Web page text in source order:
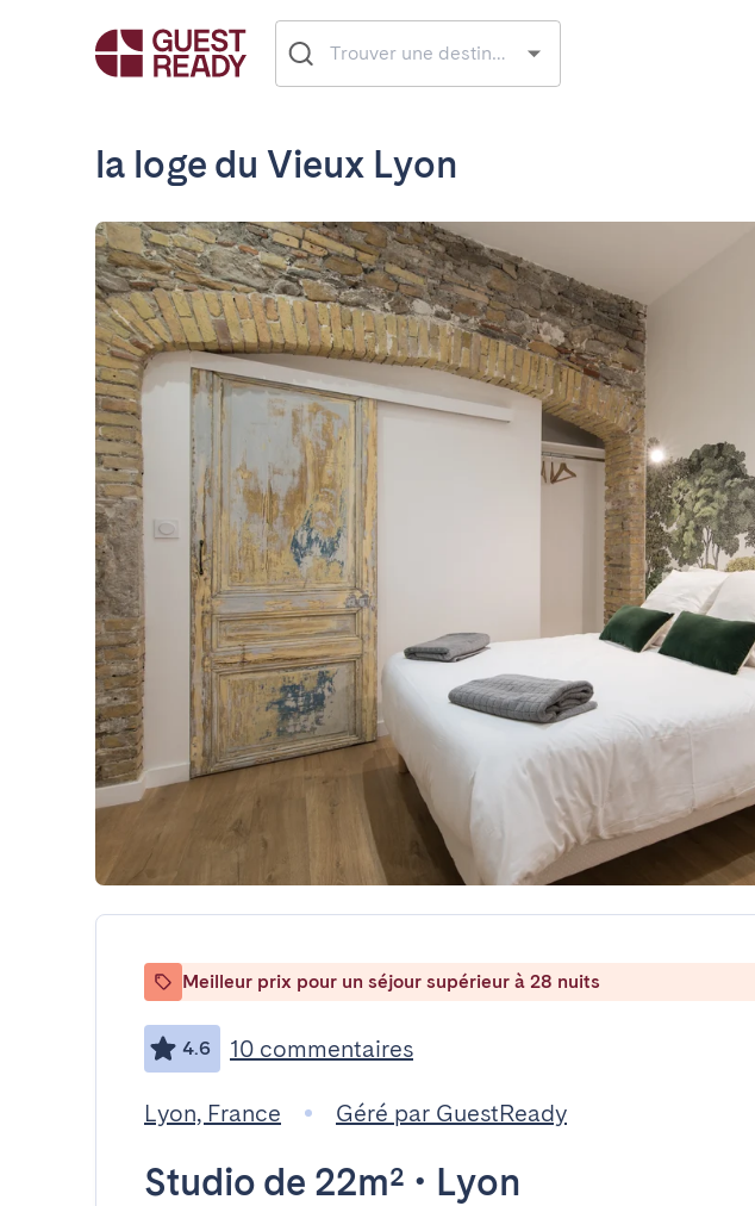
la loge du Vieux Lyon
Meilleur prix pour un séjour supérieur à 28 nuits
4.6 10 commentaires
Lyon, France Géré par GuestReady
Studio de 22m² • Lyon